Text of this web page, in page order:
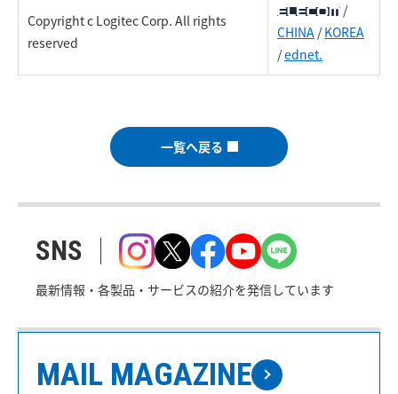
Copyright c Logitec Corp. All rights
reserved
/
CHINA /KOREA
/ednet.
一覧へ戻る
SNS
最新情報・各製品・サービスの紹介を発信しています
MAIL MAGAZINE